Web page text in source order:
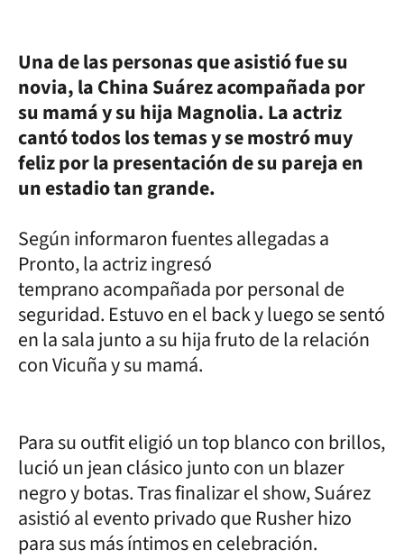
Una de las personas que asistió fue su
novia, la China Suárez acompañada por
su mamá y su hija Magnolia. La actriz
cantó todos los temas y se mostró muy
feliz por la presentación de su pareja en
un estadio tan grande.
Según informaron fuentes allegadas a
Pronto, la actriz ingresó
temprano acompañada por personal de
seguridad. Estuvo en el back y luego se sentó
en la sala junto a su hija fruto de la relación
con Vicuña y su mamá.
Para su outfit eligió un top blanco con brillos,
lució un jean clásico junto con un blazer
negro y botas. Tras finalizar el show, Suárez
asistió al evento privado que Rusher hizo
para sus más íntimos en celebración.